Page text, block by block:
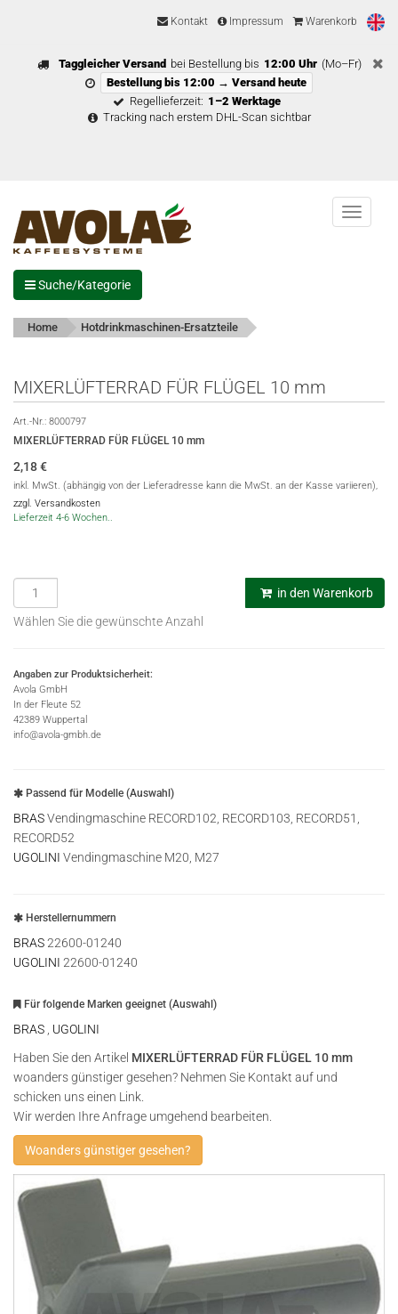
Kontakt Impressum Warenkorb
Taggleicher Versand bei Bestellung bis 12:00 Uhr (Mo–Fr)
Bestellung bis 12:00 → Versand heute
Regellieferzeit: 1–2 Werktage
Tracking nach erstem DHL-Scan sichtbar
Menu
Suche/Kategorie
Home Hotdrinkmaschinen-Ersatzteile
MIXERLÜFTERRAD FÜR FLÜGEL 10 mm
Art.-Nr.: 8000797
MIXERLÜFTERRAD FÜR FLÜGEL 10 mm
2,18€
inkl. MwSt. (abhängig von der Lieferadresse kann die MwSt. an der Kasse variieren),
zzgl. Versandkosten
Lieferzeit 4-6 Wochen..
in den Warenkorb
Wählen Sie die gewünschte Anzahl
Angaben zur Produktsicherheit:
Avola GmbH
In der Fleute 52
42389 Wuppertal
info@avola-gmbh.de
Passend für Modelle (Auswahl)
BRASVendingmaschine RECORD102, RECORD103, RECORD51,
RECORD52
UGOLINI Vendingmaschine M20, M27
Herstellernummern
BRAS22600-01240
UGOLINI 22600-01240
Für folgende Marken geeignet (Auswahl)
BRAS
UGOLINI
Haben Sie den Artikel MIXERLÜFTERRAD FÜR FLÜGEL 10 mm
woanders günstiger gesehen? Nehmen Sie Kontakt auf und
schicken uns einen Link.
Wir werden Ihre Anfrage umgehend bearbeiten.
Woanders günstiger gesehen?